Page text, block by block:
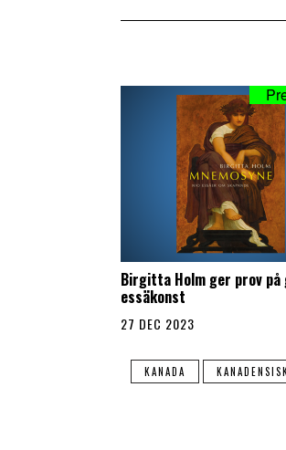
Birgitta Holm ger prov på
essäkonst
27 DEC 2023
KANADA